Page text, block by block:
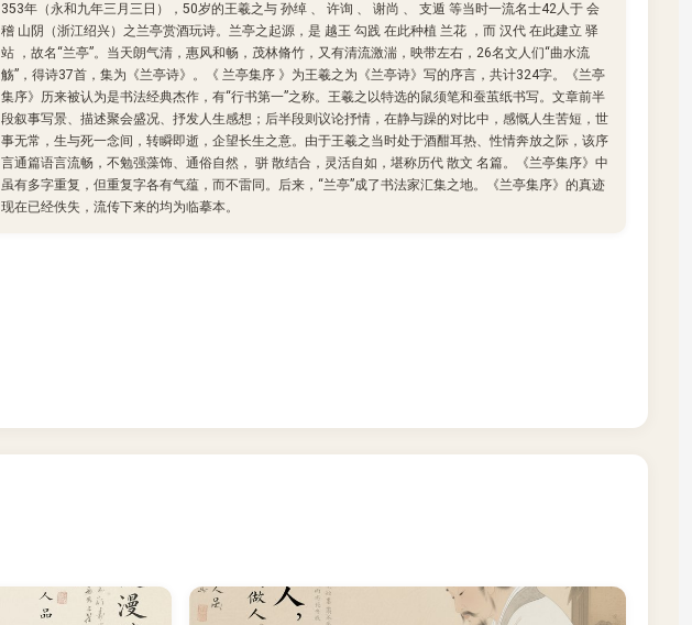
353年（永和九年三月三日），50岁的王羲之与 孙绰 、 许询 、 谢尚 、 支遁 等当时一流名士42人于 会
稽 山阴（浙江绍兴）之兰亭赏酒玩诗。兰亭之起源，是 越王 勾践 在此种植 兰花 ，而 汉代 在此建立 驿
站 ，故名“兰亭”。当天朗气清，惠风和畅，茂林脩竹，又有清流激湍，映带左右，26名文人们“曲水流
觞”，得诗37首，集为《兰亭诗》。《 兰亭集序 》为王羲之为《兰亭诗》写的序言，共计324字。《兰亭
集序》历来被认为是书法经典杰作，有“行书第一”之称。王羲之以特选的鼠须笔和蚕茧纸书写。文章前半
段叙事写景、描述聚会盛况、抒发人生感想；后半段则议论抒情，在静与躁的对比中，感慨人生苦短，世
事无常，生与死一念间，转瞬即逝，企望长生之意。由于王羲之当时处于酒酣耳热、性情奔放之际，该序
言通篇语言流畅，不勉强藻饰、通俗自然， 骈 散结合，灵活自如，堪称历代 散文 名篇。《兰亭集序》中
虽有多字重复，但重复字各有气蕴，而不雷同。后来，“兰亭”成了书法家汇集之地。《兰亭集序》的真迹
现在已经佚失，流传下来的均为临摹本。